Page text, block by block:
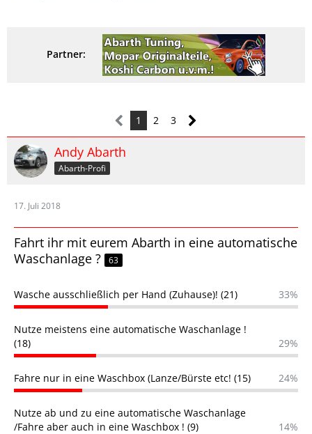
Partner:
1 2 3
Andy Abarth
Abarth-Profi
17. Juli 2018
Fahrt ihr mit eurem Abarth in eine automatische
Waschanlage ?
63
Wasche ausschließlich per Hand (Zuhause)! (21) 33%
Nutze meistens eine automatische Waschanlage !
(18)
29%
Fahre nur in eine Waschbox (Lanze/Bürste etc! (15) 24%
Nutze ab und zu eine automatische Waschanlage
/Fahre aber auch in eine Waschbox ! (9)
14%